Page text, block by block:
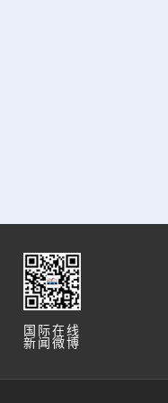
国际在线
新闻微博